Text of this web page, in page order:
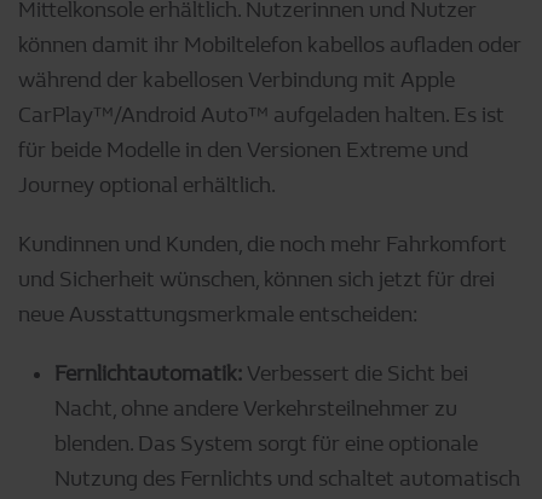
Mittelkonsole erhältlich. Nutzerinnen und Nutzer
können damit ihr Mobiltelefon kabellos aufladen oder
während der kabellosen Verbindung mit Apple
CarPlay™/Android Auto™ aufgeladen halten. Es ist
für beide Modelle in den Versionen Extreme und
Journey optional erhältlich.
Kundinnen und Kunden, die noch mehr Fahrkomfort
und Sicherheit wünschen, können sich jetzt für drei
neue Ausstattungsmerkmale entscheiden:
Fernlichtautomatik: Verbessert die Sicht bei
Nacht, ohne andere Verkehrsteilnehmer zu
blenden. Das System sorgt für eine optionale
Nutzung des Fernlichts und schaltet automatisch